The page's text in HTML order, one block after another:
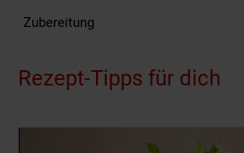
Zubereitung
Rezept-Tipps für dich